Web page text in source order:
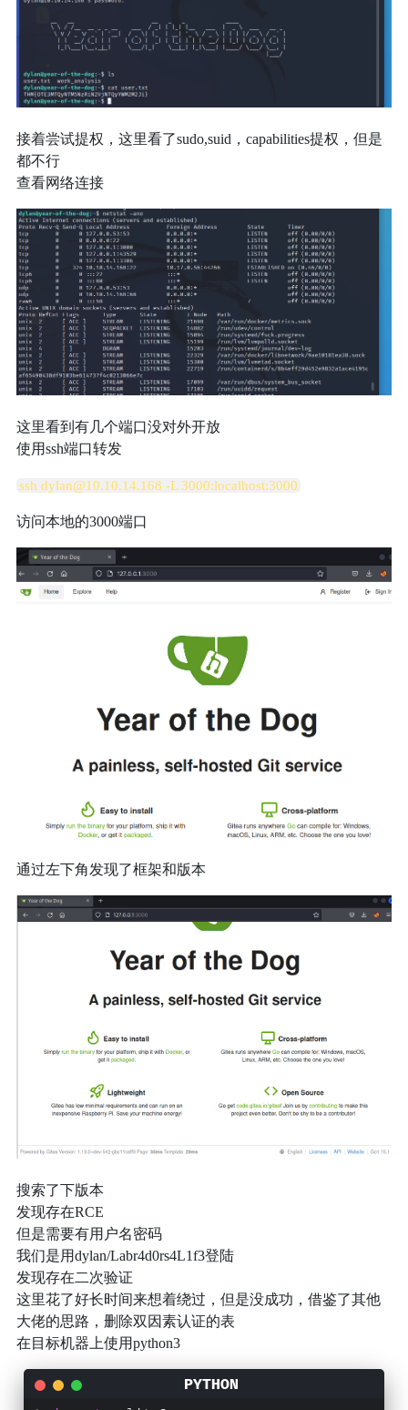
接着尝试提权，这里看了sudo,suid，capabilities提权，但是
都不行
查看网络连接
这里看到有几个端口没对外开放
使用ssh端口转发
ssh dylan@10.10.14.168 -L 3000:localhost:3000
访问本地的3000端口
通过左下角发现了框架和版本
搜索了下版本
发现存在RCE
但是需要有用户名密码
我们是用dylan/Labr4d0rs4L1f3登陆
发现存在二次验证
这里花了好长时间来想着绕过，但是没成功，借鉴了其他
大佬的思路，删除双因素认证的表
在目标机器上使用python3